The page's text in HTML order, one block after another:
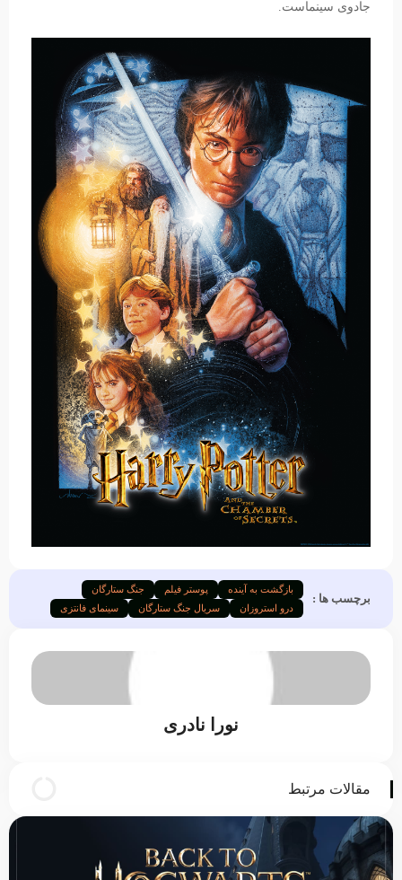
جادوی سینماست.
برچسب ها :
بازگشت به آینده پوستر فیلم
جنگ ستارگان
درو استروزان
سریال جنگ ستارگان سینمای فانتزی
نورا نادری
مقالات مرتبط